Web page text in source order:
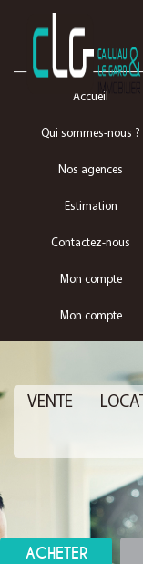
Accueil
Qui sommes-nous ?
Nos agences
Estimation
Contactez-nous
Mon compte
Mon compte
VENTE
ACHETER